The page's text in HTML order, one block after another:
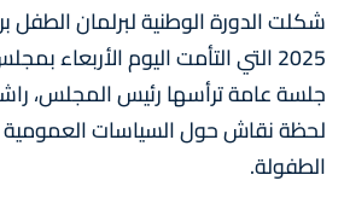
2025 التي التأمت اليوم الأربعاء
جلسة عامة ترأسها رئيس المجلس،
لحظة نقاش حول السياسات العمومية
الطفولة.